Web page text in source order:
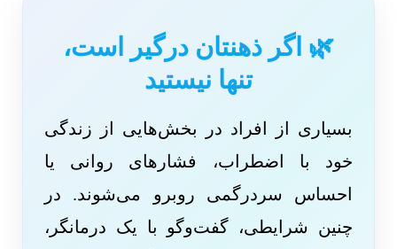
🌿 اگر ذهنتان درگیر است،
تنها نیستید
بسیاری از افراد در بخش‌هایی از زندگی
خود با اضطراب، فشارهای روانی یا
احساس سردرگمی روبرو می‌شوند. در
چنین شرایطی، گفت‌وگو با یک درمانگر،